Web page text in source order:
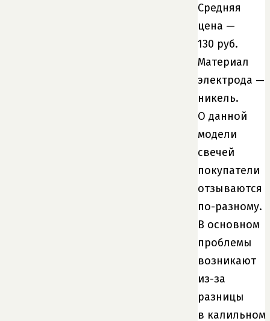
Средняя
цена —
130 руб.
Материал
электрода —
никель.
О данной
модели
свечей
покупатели
отзываются
по-разному.
В основном
проблемы
возникают
из-за
разницы
в калильном